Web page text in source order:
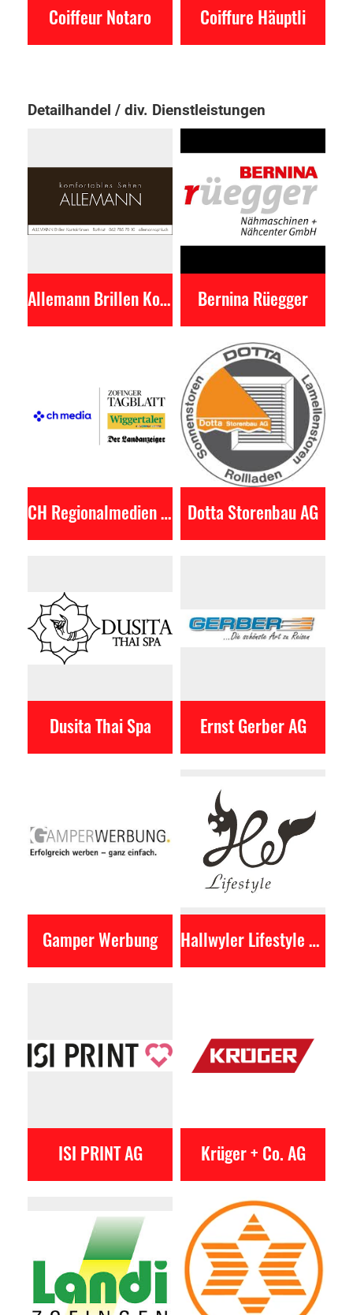
Coiffeur Notaro Coiffure Häuptli
Detailhandel / div. Dienstleistungen
Allemann Brillen Kontaktlinsen AG Bernina Rüegger
CH Regionalmedien AG Dotta Storenbau AG
Dusita Thai Spa Ernst Gerber AG
Gamper Werbung Hallwyler Lifestyle AG
ISI PRINT AG Krüger + Co. AG